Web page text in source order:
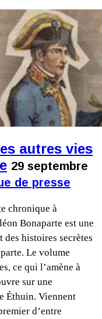
autres vies
29 septembre
de presse
chronique à
Bonaparte est une
histoires secrètes
Le volume
ce qui l’amène à
sur une
Éthuin. Viennent
d’entre